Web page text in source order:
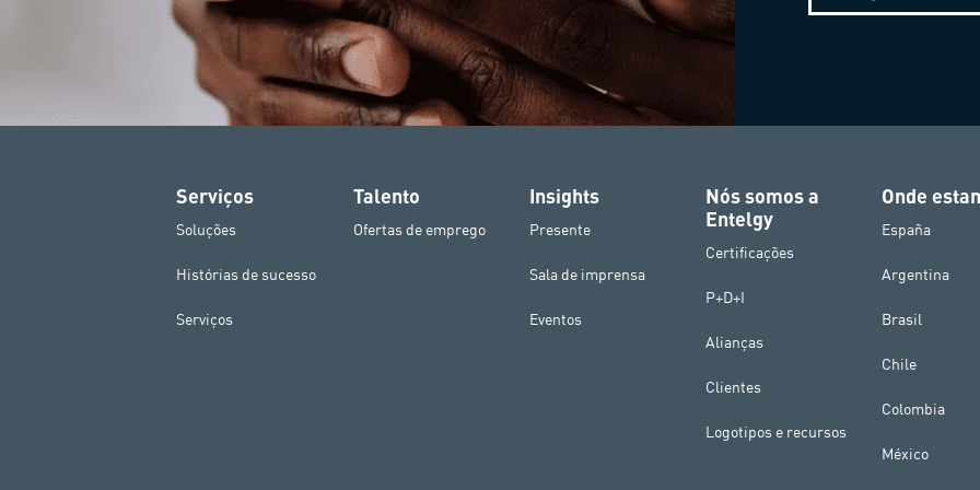
Serviços
Soluções
Histórias de sucesso
Serviços
Talento
Ofertas de emprego
Insights
Presente
Sala de imprensa
Eventos
Nós somos a
Entelgy
Certificações
P+D+I
Alianças
Clientes
Logotipos e recursos
Onde
España
Argentina
Brasil
Chile
Colombia
México